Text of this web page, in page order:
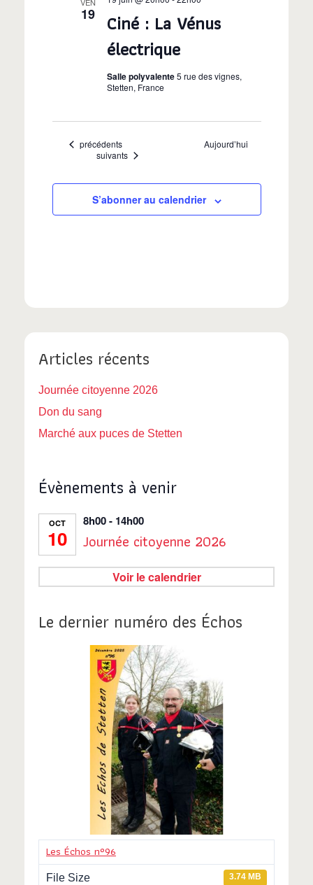
VEN
19
Ciné : La Vénus
électrique
Salle polyvalente5 rue des vignes,
Stetten, France
Évènements
précédents
Aujourd’hui
Évènements
suivants
S’abonner au calendrier
Articles récents
Journée citoyenne 2026
Don du sang
Marché aux puces de Stetten
Évènements à venir
OCT
10
8h00- 14h00
Journée citoyenne 2026
Voir le calendrier
Le dernier numéro des Échos
Les Échos n°96
File Size 3.74 MB